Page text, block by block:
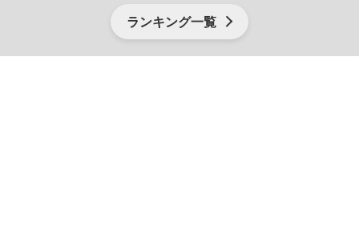
ランキング一覧